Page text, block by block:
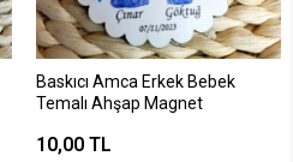
Baskıcı Amca Erkek Bebek
Temalı Ahşap Magnet
10,00 TL